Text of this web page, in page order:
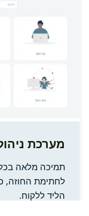
מערכת
תמיכה מלאה
לחתימת החוזה,
הליד ללקוח.